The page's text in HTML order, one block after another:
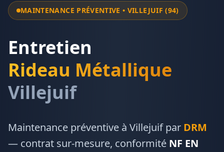
MAINTENANCE PRÉVENTIVE • VILLEJUIF (94)
Entretien
Rideau Métallique
Villejuif
Maintenance préventive à Villejuifpar DRM
— contrat sur-mesure, conformité NF EN